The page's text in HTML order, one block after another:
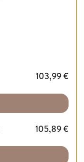
103,99€
105,89€